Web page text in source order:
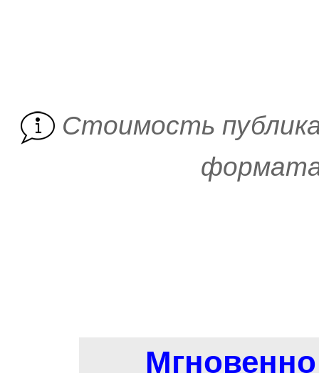
Cтоимость
формата